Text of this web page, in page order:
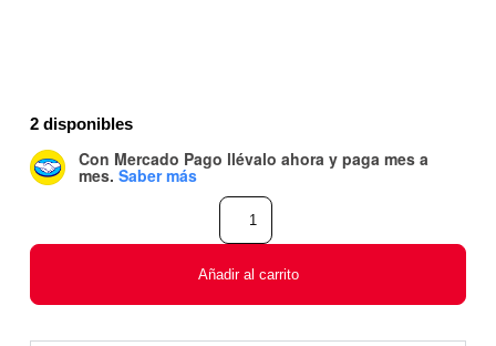
2 disponibles
Con Mercado Pago llévalo ahora y paga mes a
mes. Saber más
Añadir al carrito